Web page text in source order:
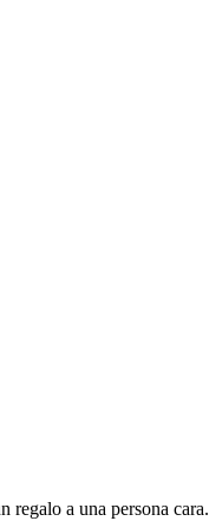
regalo a una persona cara.